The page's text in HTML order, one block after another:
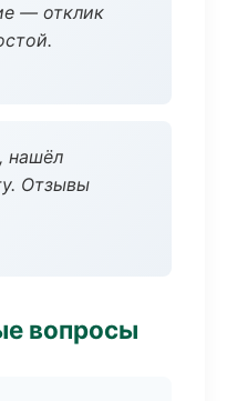
— отклик
нашёл
Отзывы
вопросы